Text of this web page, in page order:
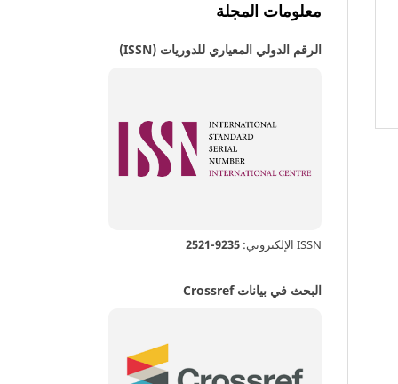
معلومات المجلة
الرقم الدولي المعياري للدوريات (ISSN)
ISSN الإلكتروني: 9235-2521
البحث في بيانات Crossref